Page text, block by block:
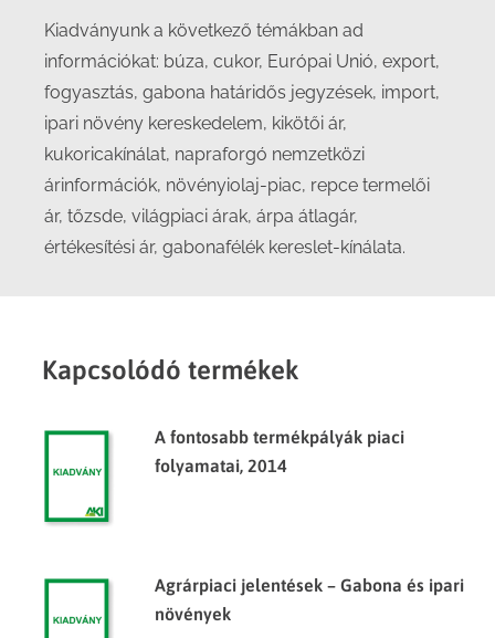
Kiadványunk a következő témákban ad
információkat: búza, cukor, Európai Unió, export,
fogyasztás, gabona határidős jegyzések, import,
ipari növény kereskedelem, kikötői ár,
kukoricakínálat, napraforgó nemzetközi
árinformációk, növényiolaj-piac, repce termelői
ár, tőzsde, világpiaci árak, árpa átlagár,
értékesítési ár, gabonafélék kereslet-kínálata.
Kapcsolódó termékek
A fontosabb termékpályák piaci
folyamatai, 2014
Agrárpiaci jelentések – Gabona és ipari
növények